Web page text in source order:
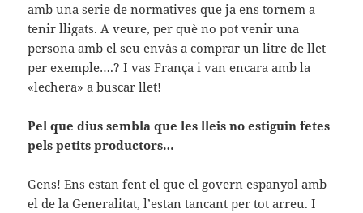
amb una serie de normatives que ja ens tornem a
tenir lligats. A veure, per què no pot venir una
persona amb el seu envàs a comprar un litre de llet
per exemple….? I vas França i van encara amb la
«lechera» a buscar llet!
Pel que dius sembla que les lleis no estiguin fetes
pels petits productors…
Gens! Ens estan fent el que el govern espanyol amb
el de la Generalitat, l’estan tancant per tot arreu. I